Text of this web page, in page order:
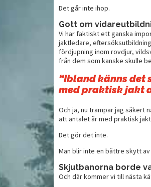
Det går inte ihop.
Gott om
Vi har faktiskt ett ganska
jaktledare,
fördjupning inom rovdjur,
från dem som kanske skulle
“Ibland känns det
med praktisk jakt
Och ja, nu trampar jag säkert
att antalet år med praktisk
Det gör det inte.
Man blir inte en bättre skytt
Skjutbanorna borde
Och där kommer vi till nästa